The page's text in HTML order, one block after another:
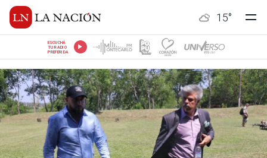
15°
ESCUCHÁ
TU RADIO
PREFERIDA